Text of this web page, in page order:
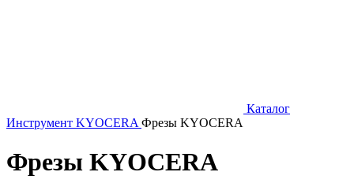
Каталог
Инструмент KYOCERA Фрезы KYOCERA
Фрезы KYOCERA